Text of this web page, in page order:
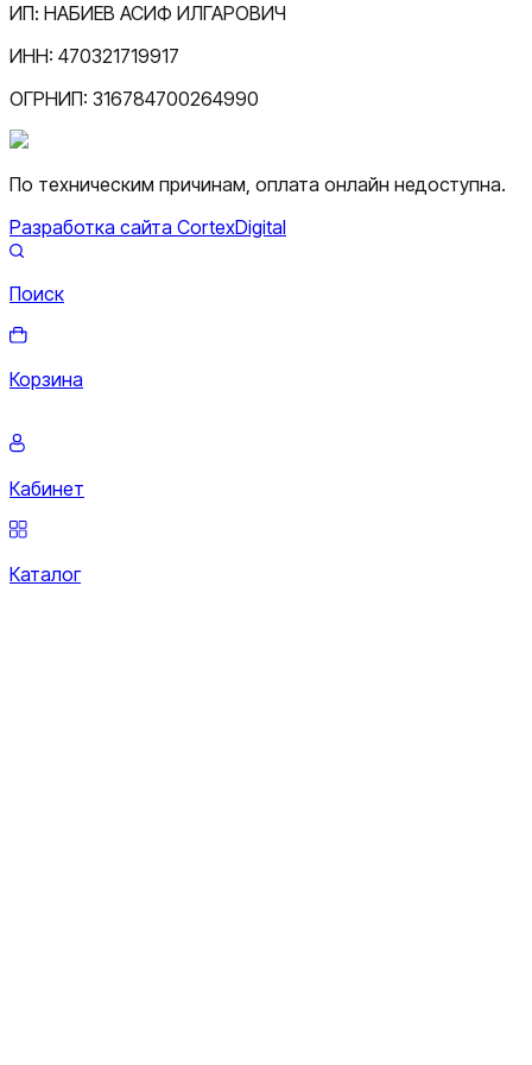
ИП: НАБИЕВ АСИФ ИЛГАРОВИЧ
ИНН: 470321719917
ОГРНИП: 316784700264990
По техническим причинам, оплата онлайн недоступна.
Разработка сайта CortexDigital
Поиск
Корзина
Кабинет
Каталог